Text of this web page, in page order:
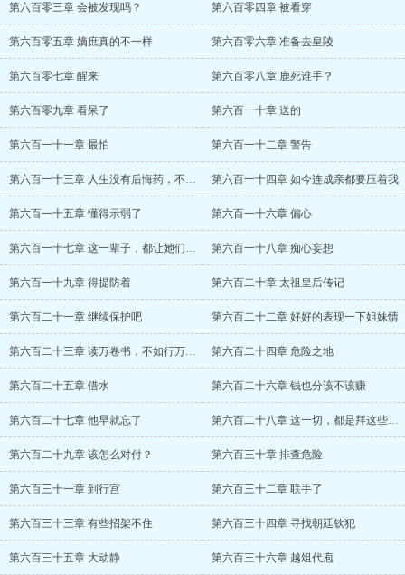
第六百零三章 会被发现吗？ 第六百零四章 被看穿
第六百零五章 嫡庶真的不一样 第六百零六章 准备去皇陵
第六百零七章 醒来 第六百零八章 鹿死谁手？
第六百零九章 看呆了 第六百一十章 送的
第六百一十一章 最怕 第六百一十二章 警告
第六百一十三章 人生没有后悔药，不能再重 第六百一十四章 如今连成亲都要压着我
第六百一十五章 懂得示弱了 第六百一十六章 偏心
第六百一十七章 这一辈子，都让她们开开心 第六百一十八章 痴心妄想
第六百一十九章 得提防着 第六百二十章 太祖皇后传记
第六百二十一章 继续保护吧 第六百二十二章 好好的表现一下姐妹情
第六百二十三章 读万卷书，不如行万里路 第六百二十四章 危险之地
第六百二十五章 借水 第六百二十六章 钱也分该不该赚
第六百二十七章 他早就忘了 第六百二十八章 这一切，都是拜这些人所赐
第六百二十九章 该怎么对付？ 第六百三十章 排查危险
第六百三十一章 到行宫 第六百三十二章 联手了
第六百三十三章 有些招架不住 第六百三十四章 寻找朝廷钦犯
第六百三十五章 大动静 第六百三十六章 越俎代庖